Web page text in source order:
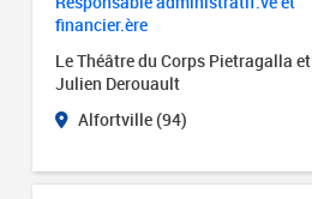
financier.ère
Le Théâtre du Corps Pietragalla et
Julien Derouault
Alfortville (94)